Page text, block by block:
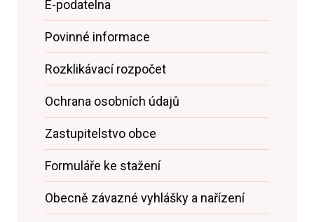
E-podatelna
Povinné informace
Rozklikávací rozpočet
Ochrana osobních údajů
Zastupitelstvo obce
Formuláře ke stažení
Obecně závazné vyhlášky a nařízení